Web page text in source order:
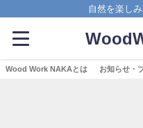
自然を楽し
Wood Work NAKAとは お知らせ・